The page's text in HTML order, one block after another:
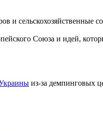
и сельскохозяйственные
Союза и идей,
из-за демпинговых